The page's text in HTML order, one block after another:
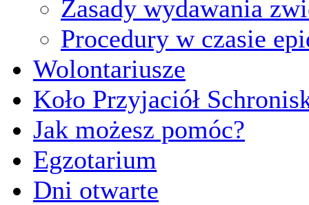
Zasady wydawania
Procedury w czasie
Wolontariusze
Koło Przyjaciół
Jak możesz pomóc?
Egzotarium
Dni otwarte